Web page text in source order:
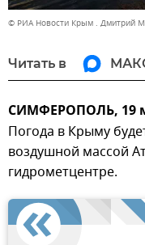
© РИА Новости Крым . Дмитрий
Читать в
СИМФЕРОПОЛЬ, 19
Погода в Крыму
воздушной массой
гидрометцентре.